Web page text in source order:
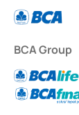
BCA Group